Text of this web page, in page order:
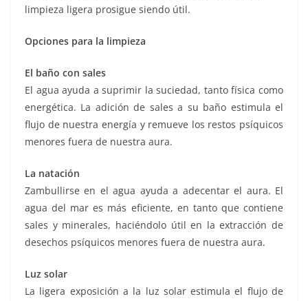
limpieza ligera prosigue siendo útil.
Opciones para la limpieza
El baño con sales
El agua ayuda a suprimir la suciedad, tanto física como
energética. La adición de sales a su baño estimula el
flujo de nuestra energía y remueve los restos psíquicos
menores fuera de nuestra aura.
La natación
Zambullirse en el agua ayuda a adecentar el aura. El
agua del mar es más eficiente, en tanto que contiene
sales y minerales, haciéndolo útil en la extracción de
desechos psíquicos menores fuera de nuestra aura.
Luz solar
La ligera exposición a la luz solar estimula el flujo de